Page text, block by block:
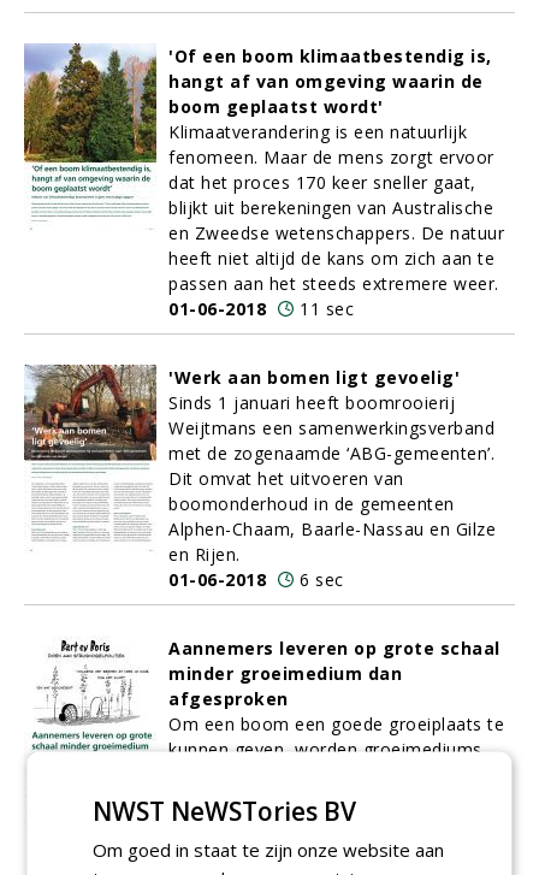
'Of een boom klimaatbestendig is,
hangt af van omgeving waarin de
boom geplaatst wordt'
Klimaatverandering is een natuurlijk
fenomeen. Maar de mens zorgt ervoor
dat het proces 170 keer sneller gaat,
blijkt uit berekeningen van Australische
en Zweedse wetenschappers. De natuur
heeft niet altijd de kans om zich aan te
passen aan het steeds extremere weer.
01-06-2018
11 sec
'Werk aan bomen ligt gevoelig'
Sinds 1 januari heeft boomrooierij
Weijtmans een samenwerkingsverband
met de zogenaamde ‘ABG-gemeenten’.
Dit omvat het uitvoeren van
boomonderhoud in de gemeenten
Alphen-Chaam, Baarle-Nassau en Gilze
en Rijen.
01-06-2018
6 sec
Aannemers leveren op grote schaal
minder groeimedium dan
afgesproken
Om een boom een goede groeiplaats te
kunnen geven, worden groeimediums
zijn in het bestek opgenomen en
bindend.
01-06-2018
6 sec
NWST NeWSTories BV
Om goed in staat te zijn onze website aan